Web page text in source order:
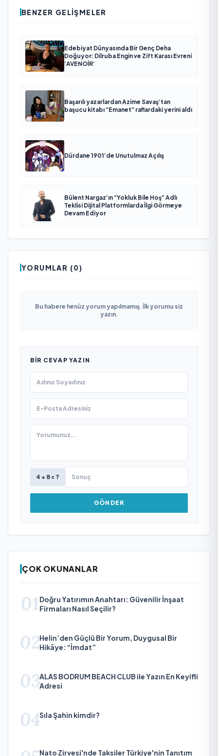
BENZER GELIŞMELER
Edebiyat Dünyasında Bir Genç Deha
Doğuyor: Dilruba Engin ve Zift Karası Evreni
‘AVENOİR’
Başarılı yazarlardan Azime Savaş’tan
başucu kitabı “Emanet” raflardaki yerini aldı
Dürdane 1901’de Unutulmaz Açılış
Bülent Nargaz’ın “Yokluk Bile Hoş” Adlı
Teklisi Dijital Platformlarda İlgi Görmeye
Devam Ediyor
YORUMLAR (0)
Bu habere henüz yorum yapılmamış. İlk yorumu siz
yazın.
BIR CEVAP YAZIN
4 + 8 = ?
GÖNDER
ÇOK OKUNANLAR
01 Doğru Yatırımın Anahtarı: Güvenilir İnşaat
Firmaları Nasıl Seçilir?
02Helin’den Güçlü Bir Yorum, Duygusal Bir
Hikâye: “İmdat”
03ALAS BODRUM BEACH CLUB ile Yazın En Keyifli
Adresi
04Sıla Şahin kimdir?
Nato Zirvesi'nde Taksiler Türkiye'nin Tanıtım